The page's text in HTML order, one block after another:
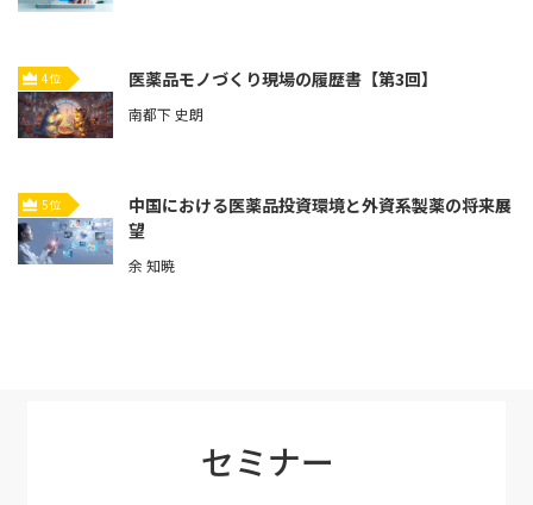
4位 医薬品モノづくり現場の履歴書【第3回】
南都下 史朗
5位
中国における医薬品投資環境と外資系製薬の将来展
望
余 知暁
セミナー